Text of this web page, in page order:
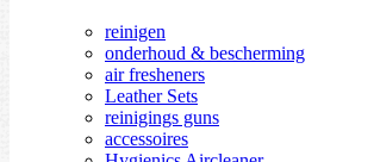
reinigen
onderhoud & bescherming
air fresheners
Leather Sets
reinigings guns
accessoires